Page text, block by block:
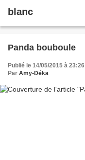
blanc
Panda bouboule
Publié le 14/05/2015 à 23:26
Par Amy-Déka